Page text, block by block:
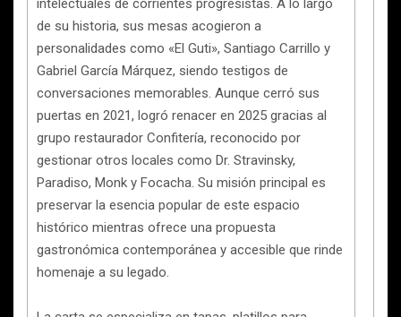
intelectuales de corrientes progresistas. A lo largo
de su historia, sus mesas acogieron a
personalidades como «El Guti», Santiago Carrillo y
Gabriel García Márquez, siendo testigos de
conversaciones memorables. Aunque cerró sus
puertas en 2021, logró renacer en 2025 gracias al
grupo restaurador Confitería, reconocido por
gestionar otros locales como Dr. Stravinsky,
Paradiso, Monk y Focacha. Su misión principal es
preservar la esencia popular de este espacio
histórico mientras ofrece una propuesta
gastronómica contemporánea y accesible que rinde
homenaje a su legado.